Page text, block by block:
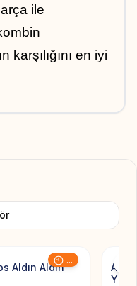
ile
karşılığını en iyi
Add to
Aldın Aldın